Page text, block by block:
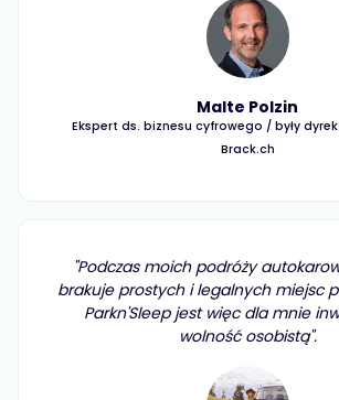
Malte Polzin
Ekspert ds. biznesu cyfrowego / były
Brack.ch
"Podczas moich podróży
brakuje prostych i legalnych miejsc
Parkn'Sleep jest więc dla mnie
wolność osobistą".
Christophe Lanz
Radny kantonu Zug FDP
"Wyraźna wartość dodana dla
scenicznych: goście i fani
mogą łatwo znaleźć swoje miejsce w